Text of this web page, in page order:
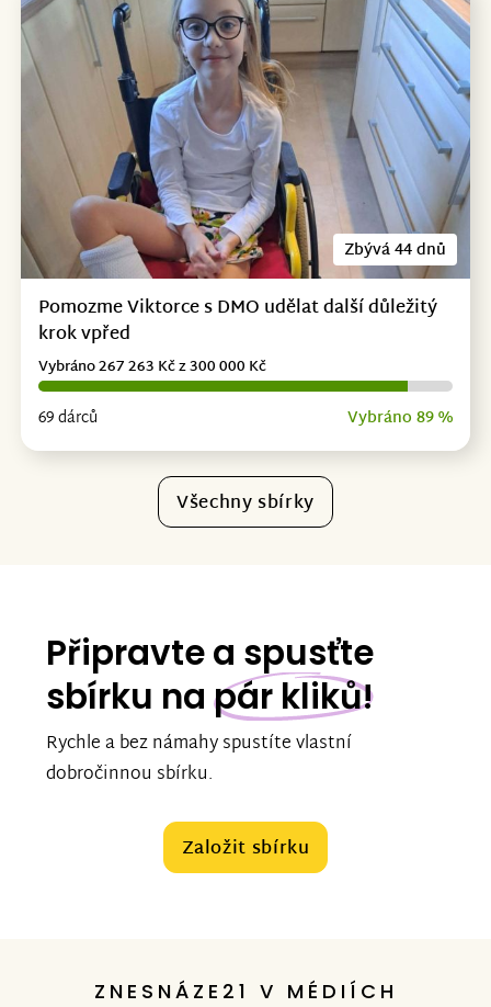
Zbývá 44 dnů
Pomozme Viktorce s DMO udělat další důležitý
krok vpřed
69 dárců Vybráno 89 %
Vybráno 267 263 Kč z 300 000 Kč
Všechny sbírky
Připravte a spusťte
sbírku na pár kliků!
Rychle a bez námahy spustíte vlastní
dobročinnou sbírku.
Založit sbírku
ZNESNÁZE21 V MÉDIÍCH